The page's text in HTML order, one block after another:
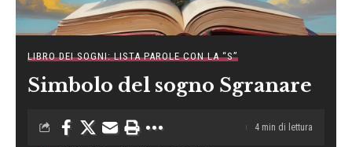
LIBRO DEI SOGNI: LISTA PAROLE CON LA “S”
Simbolo del sogno Sgranare
4 min di lettura